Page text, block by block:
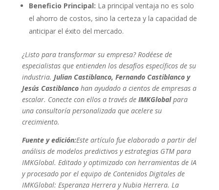
Beneficio Principal: La principal ventaja no es solo
el ahorro de costos, sino la certeza y la capacidad de
anticipar el éxito del mercado.
¿Listo para transformar su empresa? Rodéese de
especialistas que entienden los desafíos específicos de su
industria. Julian Castiblanco, Fernando Castiblanco y
Jesús Castiblancohan ayudado a cientos de empresas a
escalar. Conecte con ellos a través de IMKGlobalpara
una consultoría personalizada que acelere su
crecimiento.
Fuente y edición:Este artículo fue elaborado a partir del
análisis de modelos predictivos y estrategias GTM para
IMKGlobal. Editado y optimizado con herramientas de IA
y procesado por el equipo de Contenidos Digitales de
IMKGlobal: Esperanza Herrera y Nubia Herrera. La